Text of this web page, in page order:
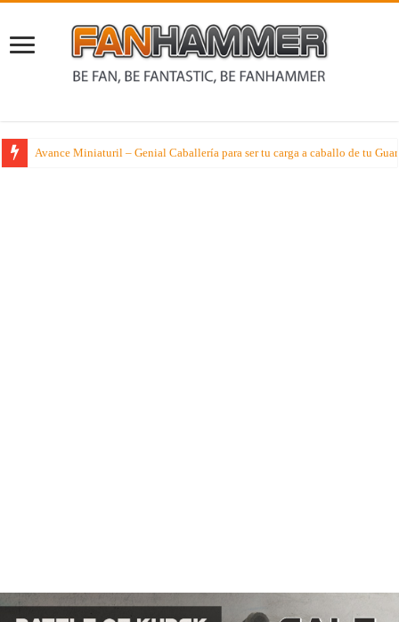
Avance Miniaturil – Genial Caballería para ser tu carga a caballo de tu